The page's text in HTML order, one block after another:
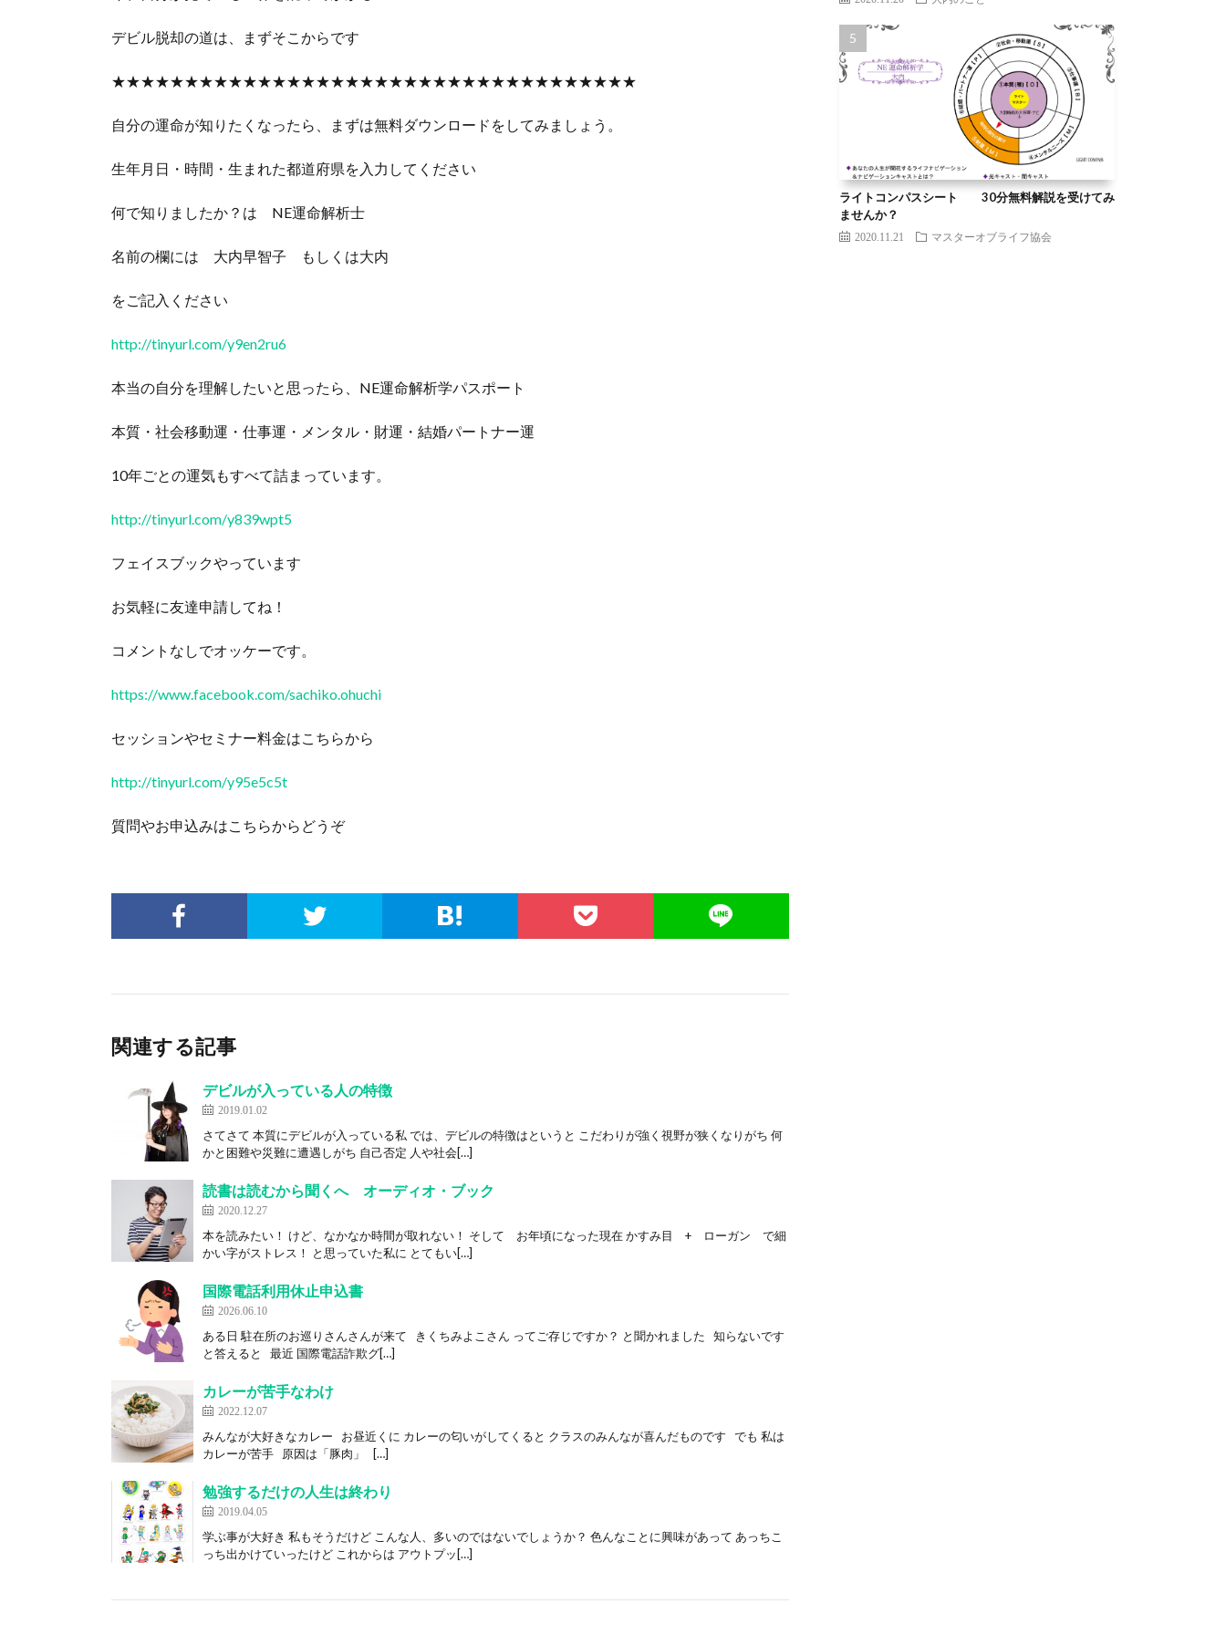
デビル脱却の道は、まずそこからです
★★★★★★★★★★★★★★★★★★★★★★★★★★★★★★★★★★★★
自分の運命が知りたくなったら、まずは無料ダウンロードをしてみましょう。
生年月日・時間・生まれた都道府県を入力してください
何で知りましたか？は NE運命解析士
名前の欄には 大内早智子 もしくは大内
をご記入ください
http://tinyurl.com/y9en2ru6
本当の自分を理解したいと思ったら、NE運命解析学パスポート
本質・社会移動運・仕事運・メンタル・財運・結婚パートナー運
10年ごとの運気もすべて詰まっています。
http://tinyurl.com/y839wpt5
フェイスブックやっています
お気軽に友達申請してね！
コメントなしでオッケーです。
https://www.facebook.com/sachiko.ohuchi
セッションやセミナー料金はこちらから
http://tinyurl.com/y95e5c5t
質問やお申込みはこちらからどうぞ
関連する記事
デビルが入っている人の特徴
2019.01.02
さてさて 本質にデビルが入っている私 では、デビルの特徴はというと こだわりが強く視野が狭くなりがち 何
かと困難や災難に遭遇しがち 自己否定 人や社会[…]
読書は読むから聞くへ オーディオ・ブック
2020.12.27
本を読みたい！ けど、なかなか時間が取れない！ そして お年頃になった現在 かすみ目 + ローガン で細
かい字がストレス！ と思っていた私に とてもい[…]
国際電話利用休止申込書
2026.06.10
ある日 駐在所のお巡りさんさんが来て きくちみよこさん ってご存じですか？ と聞かれました 知らないです
と答えると 最近 国際電話詐欺グ[…]
カレーが苦手なわけ
2022.12.07
みんなが大好きなカレー お昼近くに カレーの匂いがしてくると クラスのみんなが喜んだものです でも 私は
カレーが苦手 原因は「豚肉」 […]
勉強するだけの人生は終わり
2019.04.05
学ぶ事が大好き 私もそうだけど こんな人、多いのではないでしょうか？ 色んなことに興味があって あっちこ
っち出かけていったけど これからは アウトプッ[…]
ライトコンパスシート 30分無料解説を受けてみ
ませんか？
2020.11.21 マスターオブライフ協会